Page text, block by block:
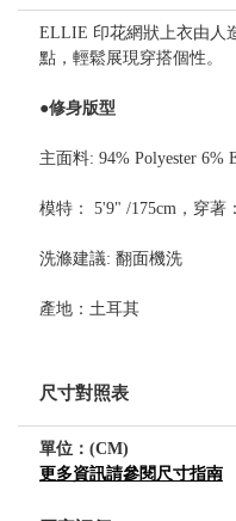
ELLIE 印花網狀上衣由人
點，輕鬆展現穿搭個性。
●修身版型
主面料: 94% Polyester 6%
模特： 5'9" /175cm，穿著
洗滌建議: 翻面機洗
產地：土耳其
尺寸對照表
單位：(CM)
更多資訊請參閱尺寸指南